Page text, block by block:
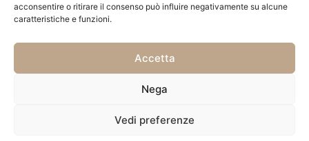
acconsentire o ritirare il consenso può influire negativamente su alcune
caratteristiche e funzioni.
Accetta
Nega
Vedi preferenze
Powered bymadball.ch